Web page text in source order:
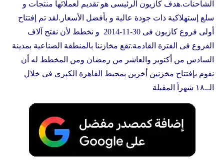
الشاحنات.هدف كازيون الرئيسى هو تقديم لعملائها منتجات و
سلع إستهلاكية ذات جودة عالية و بأفضل الأسعار.لقد تم إفتتاح
أولى فروع كازيون
فى 30-11-2014 و نخطط لأن نفتح آلاف
الفروع فى الفترة القادمة.تقع مخازننا بالمنطقة الصناعية بمدينة
السادس من أكتوبر والعاشر من رمضان ومن المخطط له أن
نقوم بإفتتاح مخزنين أخرين بمحيط القاهرة الكبرى فى خلال
الــ١٨ شهراً المقبلة